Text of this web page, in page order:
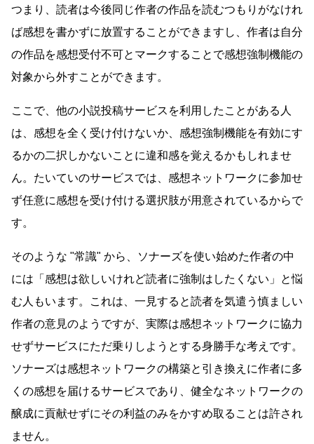
つまり、読者は今後同じ作者の作品を読むつもりがなけれ
ば感想を書かずに放置することができますし、作者は自分
の作品を感想受付不可とマークすることで感想強制機能の
対象から外すことができます。
ここで、他の小説投稿サービスを利用したことがある人
は、感想を全く受け付けないか、感想強制機能を有効にす
るかの二択しかないことに違和感を覚えるかもしれませ
ん。たいていのサービスでは、感想ネットワークに参加せ
ず任意に感想を受け付ける選択肢が用意されているからで
す。
そのような 常識 から、ソナーズを使い始めた作者の中
には「感想は欲しいけれど読者に強制はしたくない」と悩
む人もいます。これは、一見すると読者を気遣う慎ましい
作者の意見のようですが、実際は感想ネットワークに協力
せずサービスにただ乗りしようとする身勝手な考えです。
ソナーズは感想ネットワークの構築と引き換えに作者に多
くの感想を届けるサービスであり、健全なネットワークの
醸成に貢献せずにその利益のみをかすめ取ることは許され
ません。